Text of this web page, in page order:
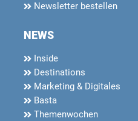
Newsletter bestellen
NEWS
Inside
Destinations
Marketing & Digitales
Basta
Themenwochen